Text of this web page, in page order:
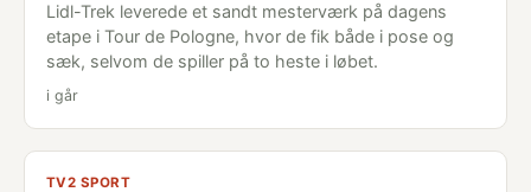
Lidl-Trek leverede et sandt mesterværk på dagens
etape i Tour de Pologne, hvor de fik både i pose og
sæk, selvom de spiller på to heste i løbet.
i går
TV2 SPORT